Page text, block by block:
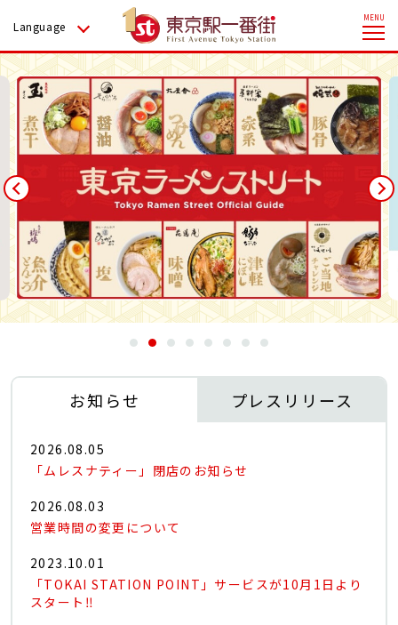
Language
お知らせ プレスリリース
2026.08.05
「ムレスナティー」閉店のお知らせ
2026.08.03
営業時間の変更について
2023.10.01
「TOKAI STATION POINT」サービスが10月1日より
スタート‼